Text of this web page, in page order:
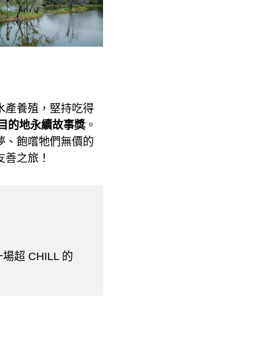
產養殖，堅持吃得
的地永續故事獎。
、飽嚐牠們無價的
之旅！
超 CHILL 的